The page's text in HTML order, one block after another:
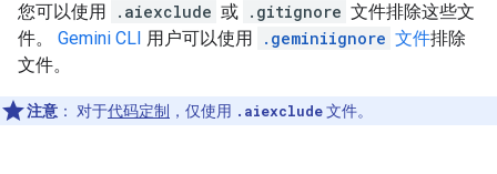
您可以使用 .aiexclude 或 .gitignore 文件排除这些文
件。 Gemini CLI 用户可以使用 .geminiignore 文件排除
文件。
注意 ： 对于代码定制 ，仅使用 .aiexclude文件。